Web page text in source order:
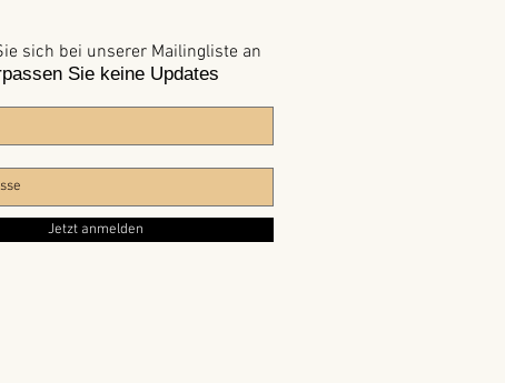
sich bei unserer Mailingliste an
Sie keine Updates
Jetzt anmelden